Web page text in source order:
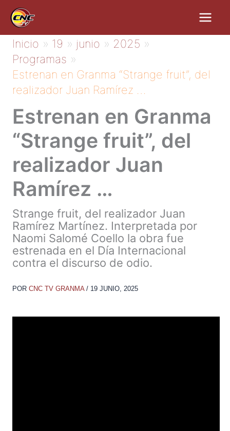
contenido
Inicio 19 junio
2025
Programas
Estrenan en Granma “Strange fruit”, del
realizador Juan Ramírez …
Estrenan en Granma
“Strange fruit”, del
realizador Juan
Ramírez …
Strange fruit, del realizador Juan
Ramírez Martínez. Interpretada por
Naomi Salomé Coello la obra fue
estrenada en el Día Internacional
contra el discurso de odio.
POR CNC TV GRANMA / 19 JUNIO, 2025